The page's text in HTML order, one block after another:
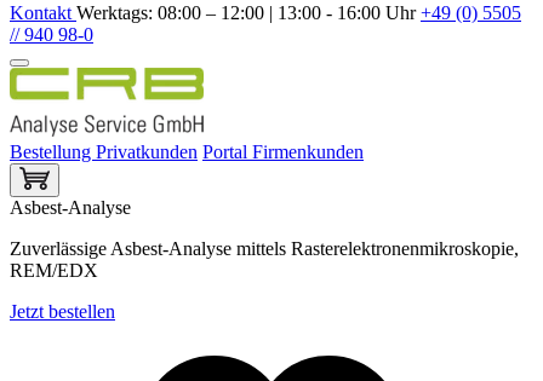
Kontakt Werktags: 08:00 – 12:00 | 13:00 - 16:00 Uhr+49 (0) 5505
// 940 98-0
Bestellung Privatkunden Portal Firmenkunden
Asbest-Analyse
Zuverlässige Asbest-Analyse mittels Rasterelektronenmikroskopie,
REM/EDX
Jetzt bestellen